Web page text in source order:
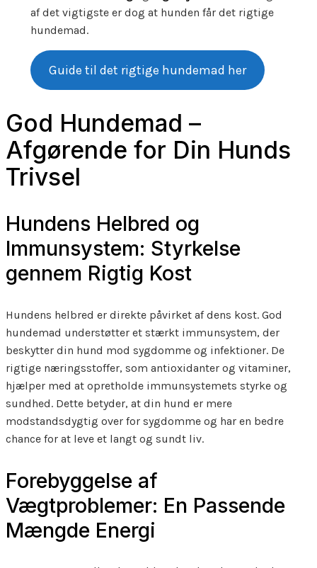
af det vigtigste er dog at hunden får det rigtige
hundemad.
Guide til det rigtige hundemad her
God Hundemad –
Afgørende for Din Hunds
Trivsel
Hundens Helbred og
Immunsystem: Styrkelse
gennem Rigtig Kost
Hundens helbred er direkte påvirket af dens kost. God
hundemad understøtter et stærkt immunsystem, der
beskytter din hund mod sygdomme og infektioner. De
rigtige næringsstoffer, som antioxidanter og vitaminer,
hjælper med at opretholde immunsystemets styrke og
sundhed. Dette betyder, at din hund er mere
modstandsdygtig over for sygdomme og har en bedre
chance for at leve et langt og sundt liv.
Forebyggelse af
Vægtproblemer: En Passende
Mængde Energi